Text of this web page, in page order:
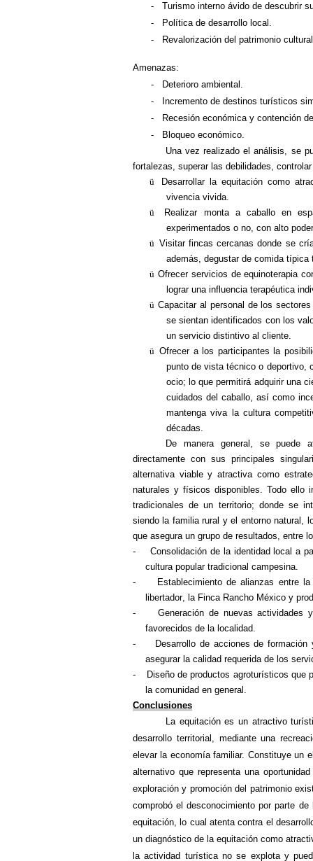
-
Turismo interno ávido de descubrir
-
Política de desarrollo local.
-
Revalorización del patrimonio
Amenazas:
-
Deterioro ambiental.
-
Incremento de destinos turísticos
-
Recesión económica y contención
-
Bloqueo económico.
Una vez realizado el análisis, se
fortalezas, superar las debilidades,
ü
Desarrollar la equitación como
vivencia vivida.
ü
Realizar monta a caballo en
experimentados o no, con alto
ü Visitar fincas cercanas donde se
además, degustar de comida típica
ü Ofrecer servicios de equinoterapia
lograr una influencia terapéutica
ü Capacitar al personal de los
se sientan identificados con los
un servicio distintivo al cliente.
ü Ofrecer a los participantes la
punto de vista técnico o deportivo,
ocio; lo que permitirá adquirir una
cuidados del caballo, así como
mantenga viva la cultura
décadas.
De manera general, se puede
directamente con sus principales
alternativa viable y atractiva como
naturales y físicos disponibles. Todo ello
tradicionales de un territorio; donde se
siendo la familia rural y el entorno natural,
que asegura un grupo de resultados, entre
-
Consolidación de la identidad local a
cultura popular tradicional campesina.
-
Establecimiento de alianzas entre
libertador, la Finca Rancho México y
-
Generación de nuevas actividades
favorecidos de la localidad.
-
Desarrollo de acciones de
asegurar la calidad requerida de los
-
Diseño de productos agroturísticos que
la comunidad en general.
Conclusiones
La equitación es un atractivo
desarrollo territorial, mediante una
elevar la economía familiar. Constituye un
alternativo que representa una
exploración y promoción del patrimonio
comprobó el desconocimiento por parte
equitación, lo cual atenta contra el
un diagnóstico de la equitación como
la actividad turística no se explota y